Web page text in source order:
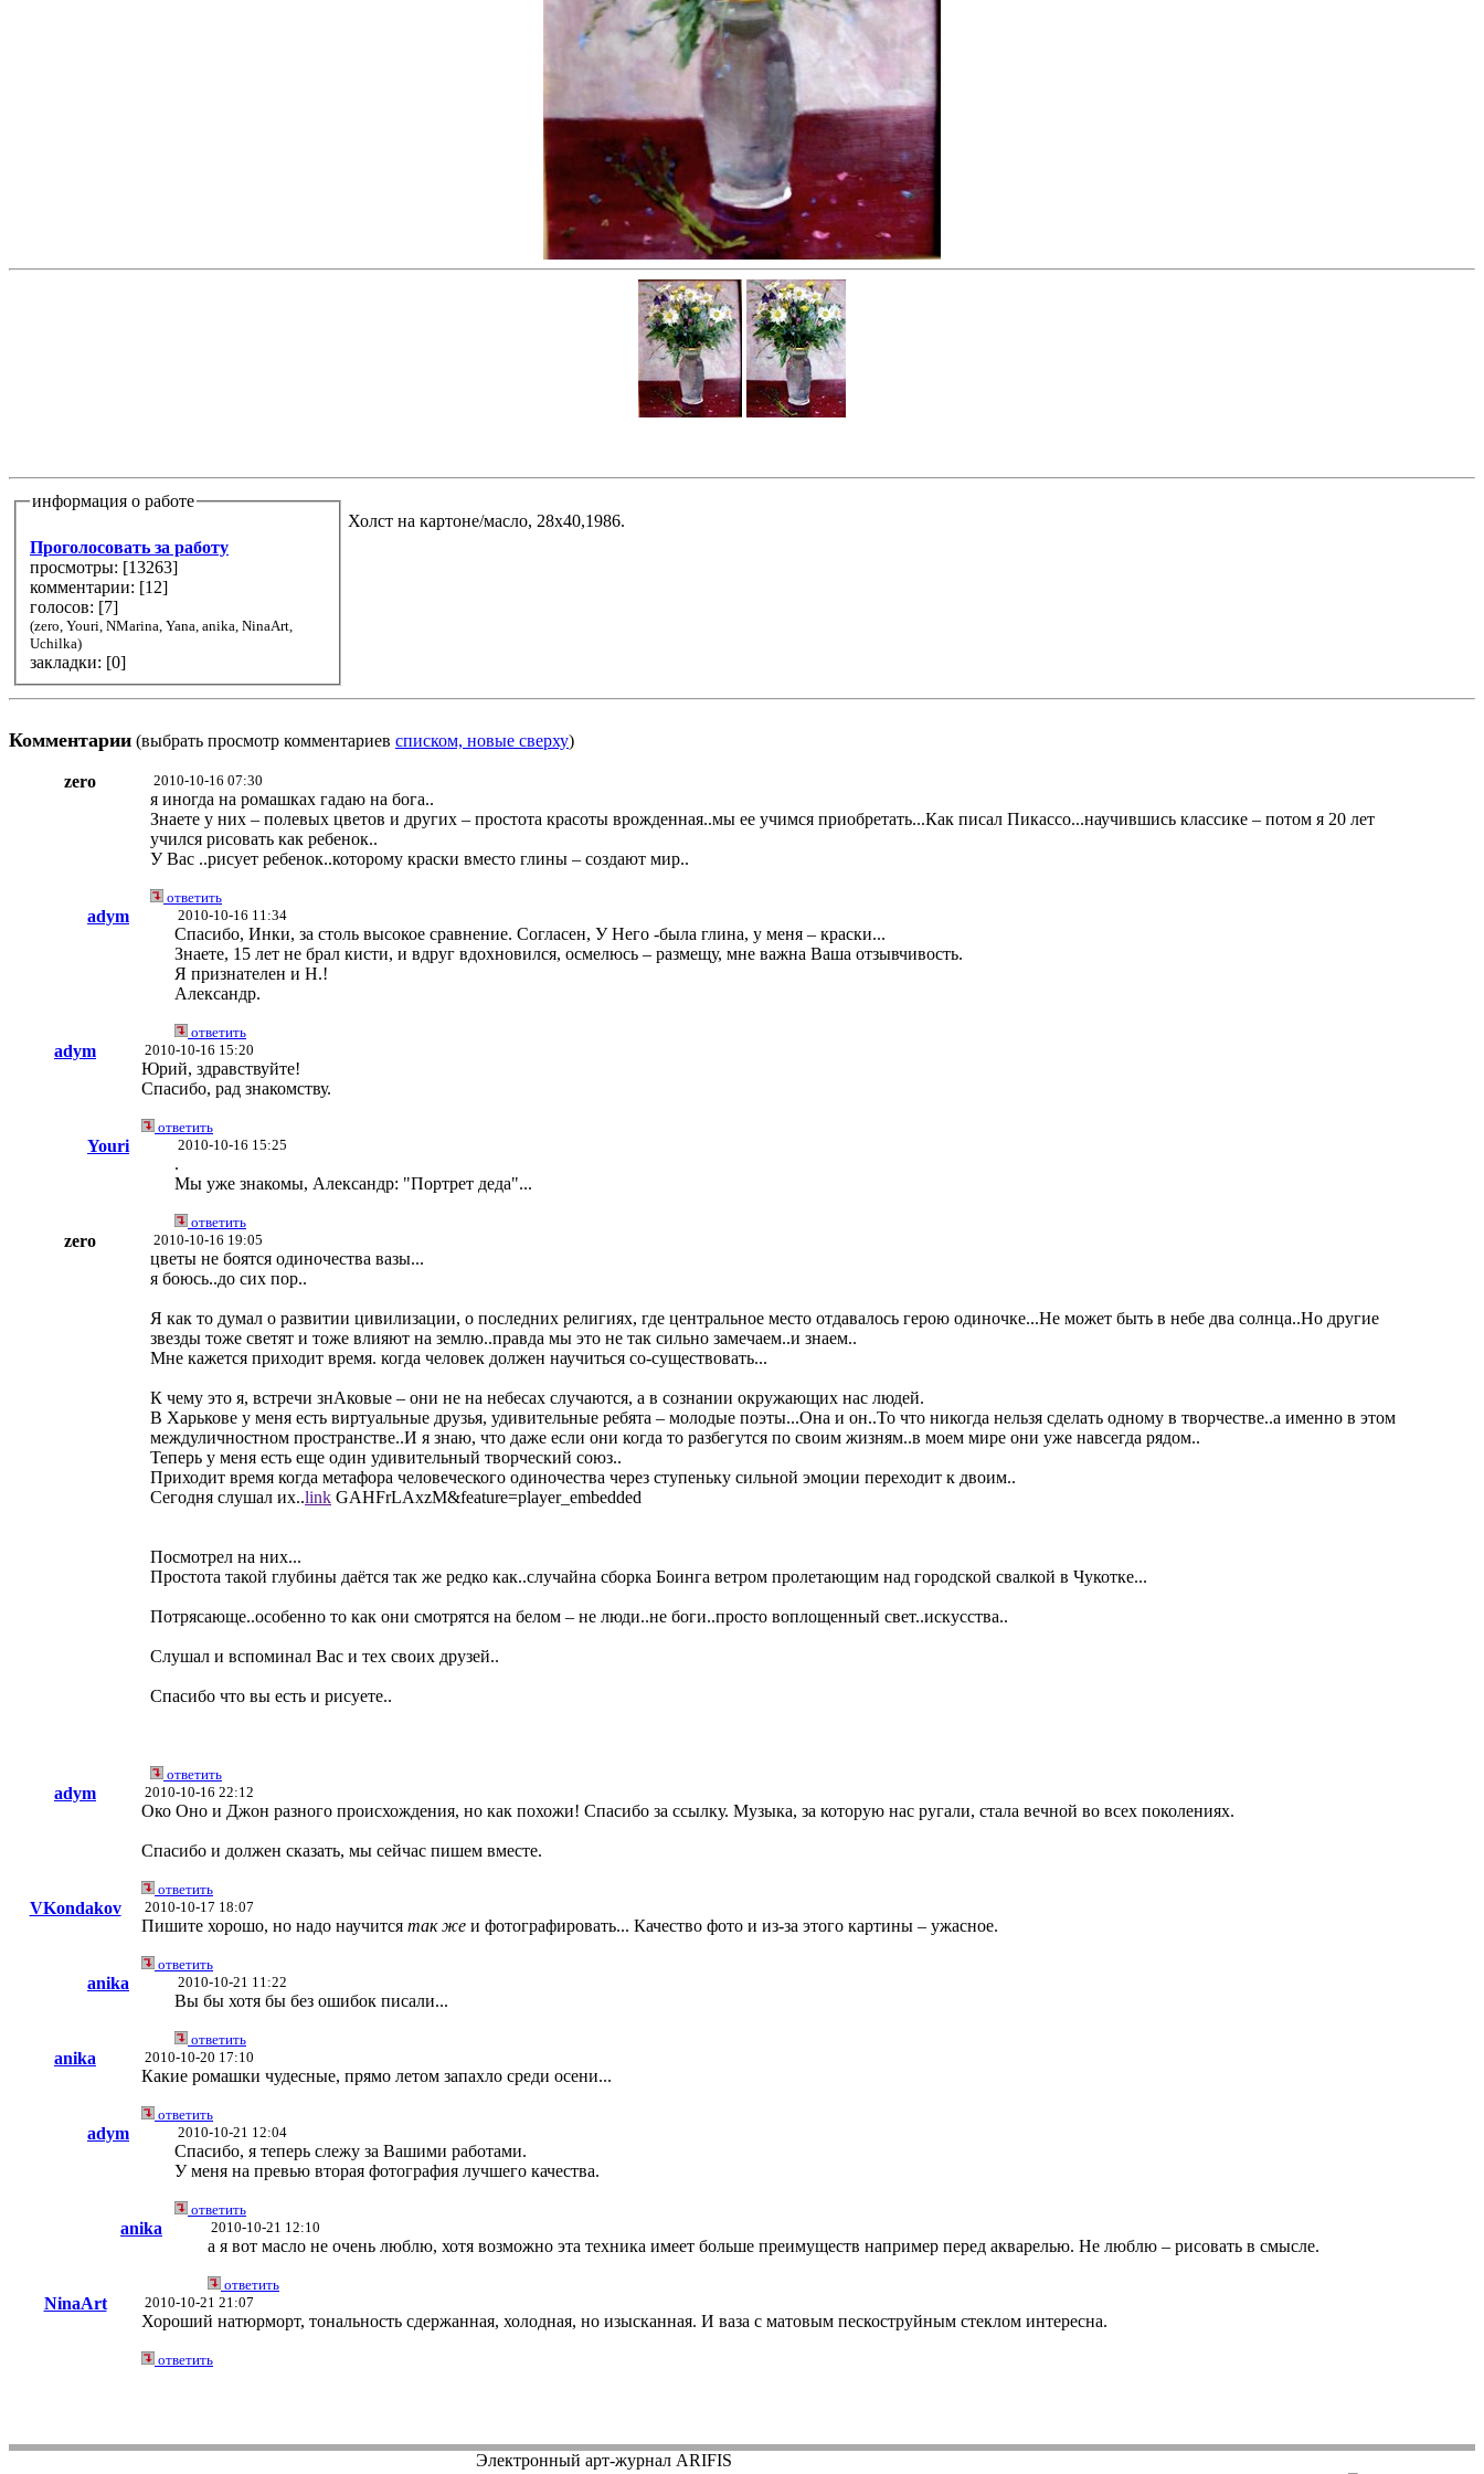
информация о работе
Проголосовать за работу
просмотры: [13263]
комментарии: [12]
голосов: [7]
(zero, Youri, NMarina, Yana, anika, NinaArt,
Uchilka)
закладки: [0]
Холст на картоне/масло, 28х40,1986.
Комментарии (выбрать просмотр комментариев списком, новые сверху)
zero 2010-10-16 07:30
я иногда на ромашках гадаю на бога..
Знаете у них – полевых цветов и других – простота красоты врожденная..мы ее учимся приобретать...Как писал Пикассо...научившись классике – потом я 20 лет
учился рисовать как ребенок..
У Вас ..рисует ребенок..которому краски вместо глины – создают мир..
ответить
adym 2010-10-16 11:34
Спасибо, Инки, за столь высокое сравнение. Согласен, У Него -была глина, у меня – краски...
Знаете, 15 лет не брал кисти, и вдруг вдохновился, осмелюсь – размещу, мне важна Ваша отзывчивость.
Я признателен и Н.!
Александр.
ответить
adym 2010-10-16 15:20
Юрий, здравствуйте!
Спасибо, рад знакомству.
ответить
Youri 2010-10-16 15:25
.
Мы уже знакомы, Александр: "Портрет деда"...
ответить
zero 2010-10-16 19:05
цветы не боятся одиночества вазы...
я боюсь..до сих пор..
Я как то думал о развитии цивилизации, о последних религиях, где центральное место отдавалось герою одиночке...Не может быть в небе два солнца..Но другие
звезды тоже светят и тоже влияют на землю..правда мы это не так сильно замечаем..и знаем..
Мне кажется приходит время. когда человек должен научиться со-существовать...
К чему это я, встречи знАковые – они не на небесах случаются, а в сознании окружающих нас людей.
В Харькове у меня есть виртуальные друзья, удивительные ребята – молодые поэты...Она и он..То что никогда нельзя сделать одному в творчестве..а именно в этом
междуличностном пространстве..И я знаю, что даже если они когда то разбегутся по своим жизням..в моем мире они уже навсегда рядом..
Теперь у меня есть еще один удивительный творческий союз..
Приходит время когда метафора человеческого одиночества через ступеньку сильной эмоции переходит к двоим..
Сегодня слушал их..link GAHFrLAxzM&feature=player_embedded
Посмотрел на них...
Простота такой глубины даётся так же редко как..случайна сборка Боинга ветром пролетающим над городской свалкой в Чукотке...
Потрясающе..особенно то как они смотрятся на белом – не люди..не боги..просто воплощенный свет..искусства..
Слушал и вспоминал Вас и тех своих друзей..
Спасибо что вы есть и рисуете..
ответить
adym 2010-10-16 22:12
Око Оно и Джон разного происхождения, но как похожи! Спасибо за ссылку. Музыка, за которую нас ругали, стала вечной во всех поколениях.
Спасибо и должен сказать, мы сейчас пишем вместе.
ответить
VKondakov 2010-10-17 18:07
Пишите хорошо, но надо научится так же и фотографировать... Качество фото и из-за этого картины – ужасное.
ответить
anika 2010-10-21 11:22
Вы бы хотя бы без ошибок писали...
ответить
anika 2010-10-20 17:10
Какие ромашки чудесные, прямо летом запахло среди осени...
ответить
adym 2010-10-21 12:04
Спасибо, я теперь слежу за Вашими работами.
У меня на превью вторая фотография лучшего качества.
ответить
anika 2010-10-21 12:10
а я вот масло не очень люблю, хотя возможно эта техника имеет больше преимуществ например перед акварелью. Не люблю – рисовать в смысле.
ответить
NinaArt 2010-10-21 21:07
Хороший натюрморт, тональность сдержанная, холодная, но изысканная. И ваза с матовым пескоструйным стеклом интересна.
ответить
Электронный арт-журнал ARIFIS